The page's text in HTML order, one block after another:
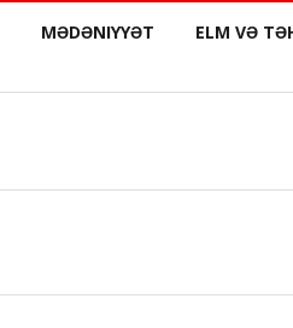
MƏDƏNIYYƏT ELM VƏ